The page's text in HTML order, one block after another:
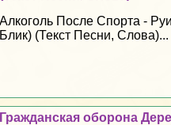
Алкоголь После Спорта -
Блик) (Текст Песни, Слова)...
Гражданская оборона